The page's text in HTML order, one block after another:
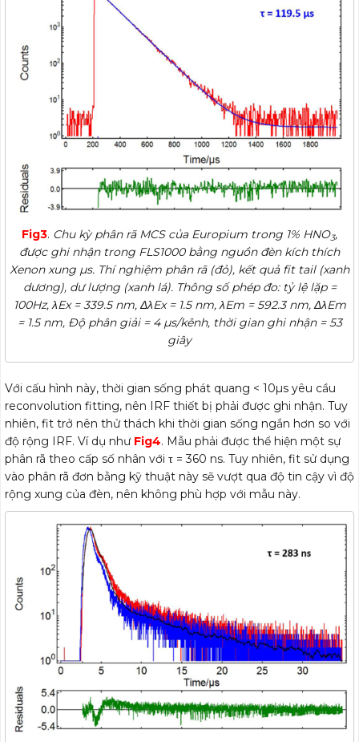
Fig3. Chu kỳ phân rã MCS của Europium trong 1% HNO3,
được ghi nhận trong FLS1000 bằng nguồn đèn kích thích
Xenon xung µs. Thí nghiệm phân rã (đỏ), kết quả fit tail (xanh
dương), dư lượng (xanh lá). Thông số phép đo: tỷ lệ lặp =
100Hz, λEx = 339.5 nm, ΔλEx = 1.5 nm, λEm = 592.3 nm, ΔλEm
= 1.5 nm, Độ phân giải = 4 µs/kênh, thời gian ghi nhận = 53
giây
Với cấu hình này, thời gian sống phát quang < 10µs yêu cầu
reconvolution fitting, nên IRF thiết bị phải được ghi nhận. Tuy
nhiên, fit trở nên thử thách khi thời gian sống ngắn hơn so với
độ rộng IRF. Ví dụ như Fig4. Mẫu phải được thể hiện một sự
phân rã theo cấp số nhân với τ = 360 ns. Tuy nhiên, fit sử dụng
vào phân rã đơn bằng kỹ thuật này sẽ vượt qua độ tin cậy vì độ
rộng xung của đèn, nên không phù hợp với mẫu này.